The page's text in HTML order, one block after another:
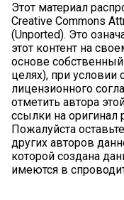
Этот материал
Creative Commons
(Unported). Это
этот контент на
основе
целях), при условии
лицензионного
отметить автора
ссылки на оригинал
Пожалуйста
других авторов
которой создана
имеются в